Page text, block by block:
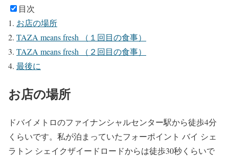
目次
お店の場所
TAZA means fresh （１回目の食事）
TAZA means fresh （２回目の食事）
最後に
お店の場所
ドバイメトロのファイナンシャルセンター駅から徒歩4分
くらいです。私が泊まっていたフォーポイント バイ シェ
ラトン シェイクザイードロードからは徒歩30秒くらいで